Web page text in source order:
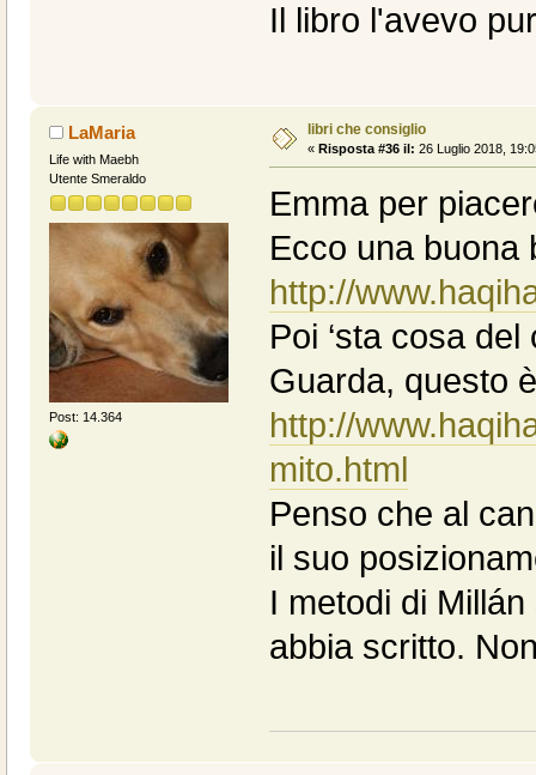
Il libro l'avevo
LaMaria
Life with Maebh
Utente Smeraldo
Post: 14.364
libri che consiglio
« Risposta #36 il: 26 Luglio 2018,
Emma per
Ecco una buona
http://
Poi ‘sta cosa
Guarda, questo
http://
mito.html
Penso che al
il suo
I metodi di
abbia scritto.